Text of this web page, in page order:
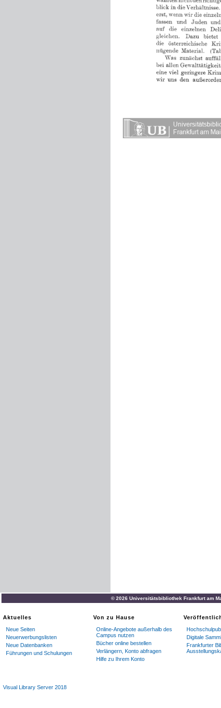
© 2026 Universitätsbibliothek Frankfurt am
Aktuelles
Neue Seiten
Neuerwerbungslisten
Neue Datenbanken
Führungen und Schulungen
Von zu Hause
Online-Angebote außerhalb des
Campus nutzen
Bücher online bestellen
Verlängern, Konto abfragen
Hilfe zu Ihrem Konto
Digitale
Frankfurter
Visual Library Server 2018